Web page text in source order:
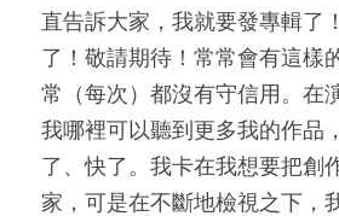
直告訴大家，我就要發專輯了
了！敬請期待！常常會有這樣
常（每次）都沒有守信用。在
我哪裡可以聽到更多我的作品
了、快了。我卡在我想要把創
家，可是在不斷地檢視之下，